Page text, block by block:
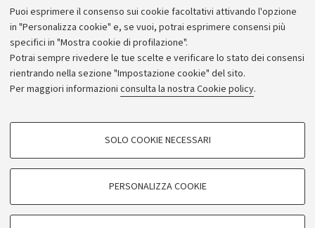
Puoi esprimere il consenso sui cookie facoltativi attivando l'opzione
in "Personalizza cookie" e, se vuoi, potrai esprimere consensi più
specifici in "Mostra cookie di profilazione".
Potrai sempre rivedere le tue scelte e verificare lo stato dei consensi
rientrando nella sezione "Impostazione cookie" del sito.
Per maggiori informazioni consulta la nostra Cookie policy.
COOKIE DI PROFILAZIONE - FACOLTATIVI
SOLO COOKIE NECESSARI
PERSONALIZZA COOKIE
Bandi, gare e concorsi
Albo online
Amministrazione trasparente
Atti di notifica
Informazioni sul sito e accessibilità
Dichiarazione di accessibilità
Privacy e note legali
Impostazioni Cookie
©Copyright 2026 - ALMA MATER STUDIORUM - Università di